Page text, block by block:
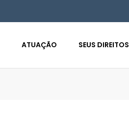
ATUAÇÃO SEUS DIREITOS